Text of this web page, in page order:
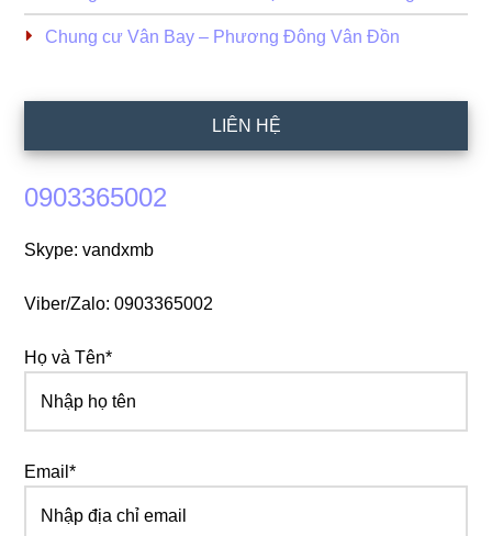
Chung cư Vân Bay – Phương Đông Vân Đồn
LIÊN HỆ
0903365002
Skype: vandxmb
Viber/Zalo: 0903365002
Họ và Tên*
Email*